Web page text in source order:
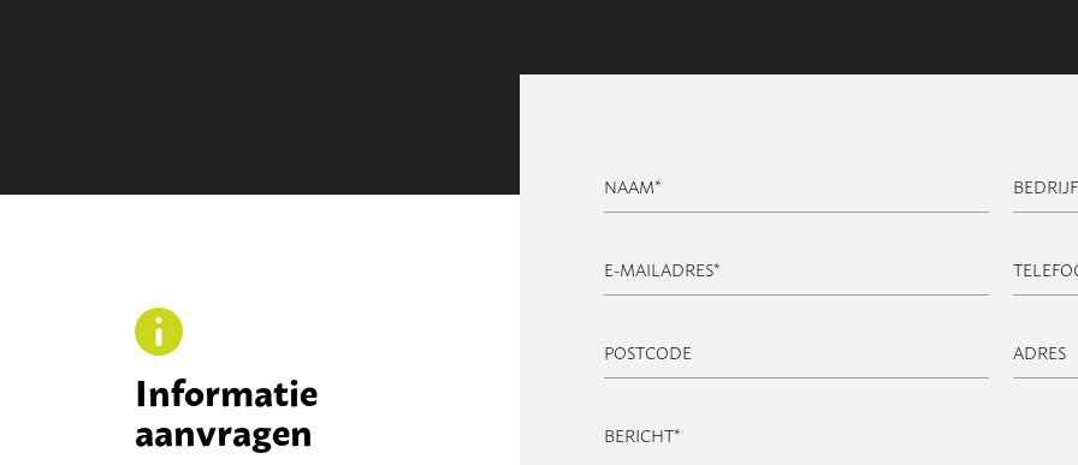
Informatie
aanvragen
NAAM*
E-MAILADRES*
POSTCODE ADRES
BERICHT*